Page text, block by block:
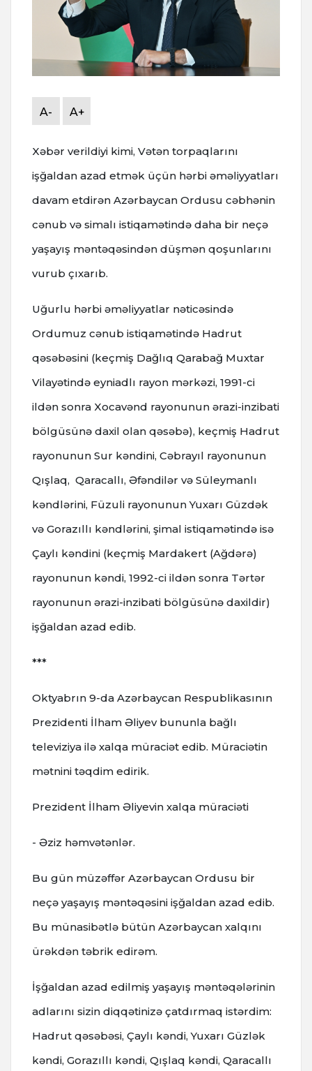
A- A+
Xəbər verildiyi kimi, Vətən torpaqlarını
işğaldan azad etmək üçün hərbi əməliyyatları
davam etdirən Azərbaycan Ordusu cəbhənin
cənub və simalı istiqamətində daha bir neçə
yaşayış məntəqəsindən düşmən qoşunlarını
vurub çıxarıb.
Uğurlu hərbi əməliyyatlar nəticəsində
Ordumuz cənub istiqamətində Hadrut
qəsəbəsini (keçmiş Dağlıq Qarabağ Muxtar
Vilayətində eyniadlı rayon mərkəzi, 1991-ci
ildən sonra Xocavənd rayonunun ərazi-inzibati
bölgüsünə daxil olan qəsəbə), keçmiş Hadrut
rayonunun Sur kəndini, Cəbrayıl rayonunun
Qışlaq, Qaracallı, Əfəndilər və Süleymanlı
kəndlərini, Füzuli rayonunun Yuxarı Güzdək
və Gorazıllı kəndlərini, şimal istiqamətində isə
Çaylı kəndini (keçmiş Mardakert (Ağdərə)
rayonunun kəndi, 1992-ci ildən sonra Tərtər
rayonunun ərazi-inzibati bölgüsünə daxildir)
işğaldan azad edib.
***
Oktyabrın 9-da Azərbaycan Respublikasının
Prezidenti İlham Əliyev bununla bağlı
televiziya ilə xalqa müraciət edib. Müraciətin
mətnini təqdim edirik.
Prezident İlham Əliyevin xalqa müraciəti
- Əziz həmvətənlər.
Bu gün müzəffər Azərbaycan Ordusu bir
neçə yaşayış məntəqəsini işğaldan azad edib.
Bu münasibətlə bütün Azərbaycan xalqını
ürəkdən təbrik edirəm.
İşğaldan azad edilmiş yaşayış məntəqələrinin
adlarını sizin diqqətinizə çatdırmaq istərdim:
Hadrut qəsəbəsi, Çaylı kəndi, Yuxarı Güzlək
kəndi, Gorazıllı kəndi, Qışlaq kəndi, Qaracallı